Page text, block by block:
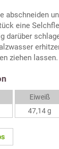
abschneiden
eine
darüber
ziehen lassen.
Eiweiß
47,14 g